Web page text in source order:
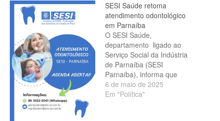
SESI Saúde retoma
atendimento odontológico
em Parnaíba
O SESI Saúde,
departamento ligado ao
Serviço Social da Indústria
de Parnaíba (SESI
Parnaíba), informa que
retornaram os
atendimentos
6 de maio de 2025
Em "Política"